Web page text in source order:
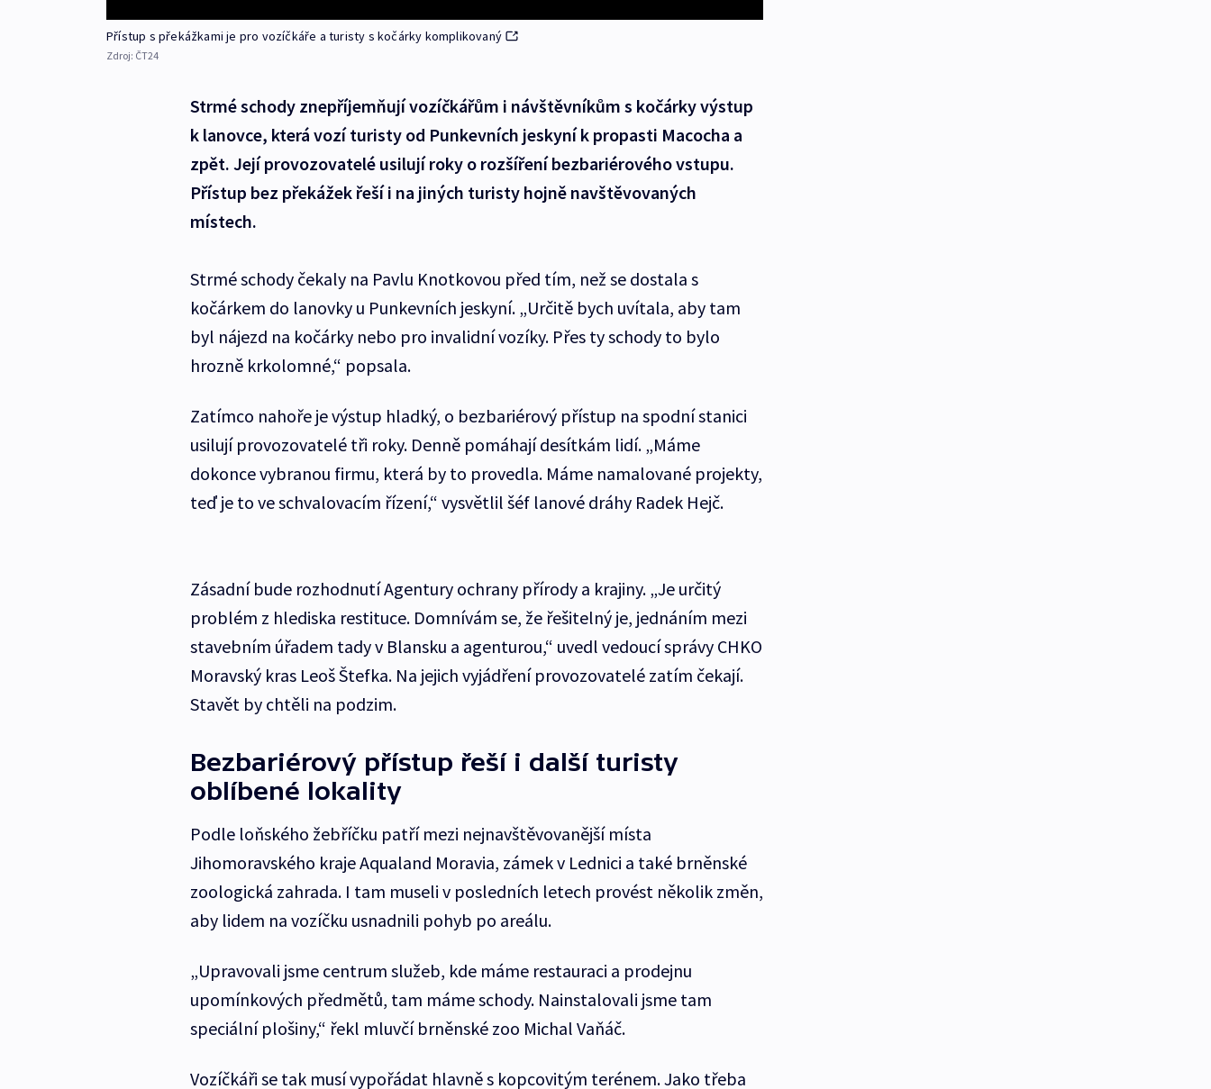
Přístup s překážkami je pro vozíčkáře a turisty s kočárky komplikovaný
Zdroj: ČT24
Strmé schody znepříjemňují vozíčkářům i návštěvníkům s kočárky výstup
k lanovce, která vozí turisty od Punkevních jeskyní k propasti Macocha a
zpět. Její provozovatelé usilují roky o rozšíření bezbariérového vstupu.
Přístup bez překážek řeší i na jiných turisty hojně navštěvovaných
místech.
Strmé schody čekaly na Pavlu Knotkovou před tím, než se dostala s
kočárkem do lanovky u Punkevních jeskyní. „Určitě bych uvítala, aby tam
byl nájezd na kočárky nebo pro invalidní vozíky. Přes ty schody to bylo
hrozně krkolomné,“ popsala.
Zatímco nahoře je výstup hladký, o bezbariérový přístup na spodní stanici
usilují provozovatelé tři roky. Denně pomáhají desítkám lidí. „Máme
dokonce vybranou firmu, která by to provedla. Máme namalované projekty,
teď je to ve schvalovacím řízení,“ vysvětlil šéf lanové dráhy Radek Hejč.
Zásadní bude rozhodnutí Agentury ochrany přírody a krajiny. „Je určitý
problém z hlediska restituce. Domnívám se, že řešitelný je, jednáním mezi
stavebním úřadem tady v Blansku a agenturou,“ uvedl vedoucí správy CHKO
Moravský kras Leoš Štefka. Na jejich vyjádření provozovatelé zatím čekají.
Stavět by chtěli na podzim.
Bezbariérový přístup řeší i další turisty
oblíbené lokality
Podle loňského žebříčku patří mezi nejnavštěvovanější místa
Jihomoravského kraje Aqualand Moravia, zámek v Lednici a také brněnské
zoologická zahrada. I tam museli v posledních letech provést několik změn,
aby lidem na vozíčku usnadnili pohyb po areálu.
„Upravovali jsme centrum služeb, kde máme restauraci a prodejnu
upomínkových předmětů, tam máme schody. Nainstalovali jsme tam
speciální plošiny,“ řekl mluvčí brněnské zoo Michal Vaňáč.
Vozíčkáři se tak musí vypořádat hlavně s kopcovitým terénem. Jako třeba